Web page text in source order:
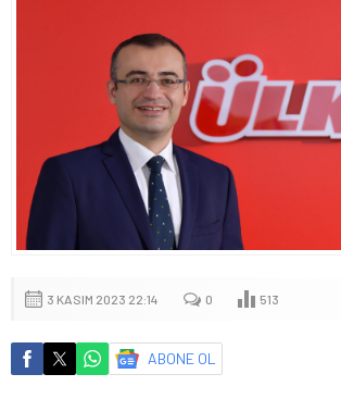
3 KASIM 2023 22:14 0 513
ABONE OL